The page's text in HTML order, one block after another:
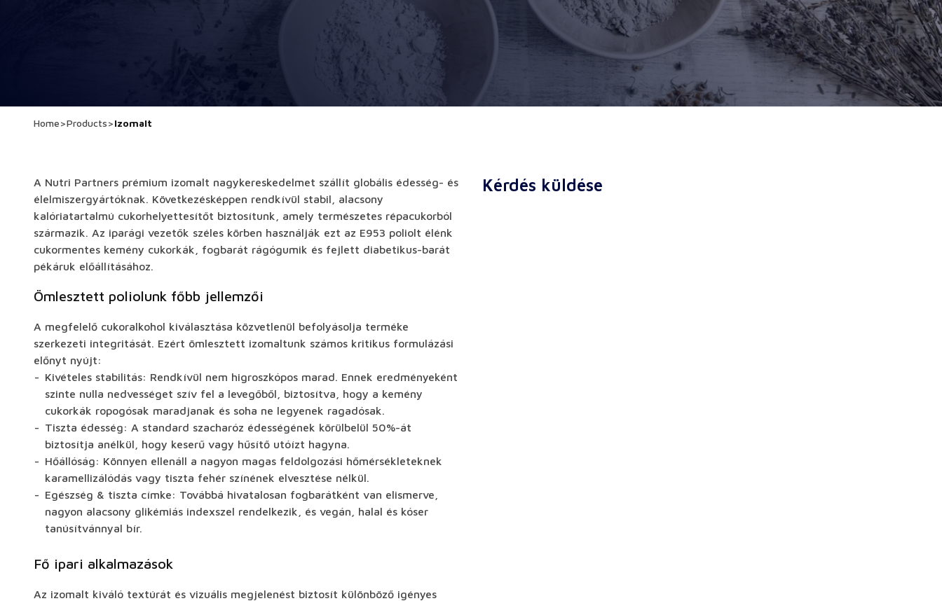
Home>Products>Izomalt
A Nutri Partners prémium izomalt nagykereskedelmet szállít globális édesség- és
élelmiszergyártóknak. Következésképpen rendkívül stabil, alacsony
kalóriatartalmú cukorhelyettesítőt biztosítunk, amely természetes répacukorból
származik. Az iparági vezetők széles körben használják ezt az E953 poliolt élénk
cukormentes kemény cukorkák, fogbarát rágógumik és fejlett diabetikus-barát
pékáruk előállításához.
Ömlesztett poliolunk főbb jellemzői
A megfelelő cukoralkohol kiválasztása közvetlenül befolyásolja terméke
szerkezeti integritását. Ezért ömlesztett izomaltunk számos kritikus formulázási
előnyt nyújt:
Kivételes stabilitás: Rendkívül nem higroszkópos marad. Ennek eredményeként
szinte nulla nedvességet szív fel a levegőből, biztosítva, hogy a kemény
cukorkák ropogósak maradjanak és soha ne legyenek ragadósak.
Tiszta édesség: A standard szacharóz édességének körülbelül 50%-át
biztosítja anélkül, hogy keserű vagy hűsítő utóízt hagyna.
Hőállóság: Könnyen ellenáll a nagyon magas feldolgozási hőmérsékleteknek
karamellizálódás vagy tiszta fehér színének elvesztése nélkül.
Egészség & tiszta címke: Továbbá hivatalosan fogbarátként van elismerve,
nagyon alacsony glikémiás indexszel rendelkezik, és vegán, halal és kóser
tanúsítvánnyal bír.
Fő ipari alkalmazások
Az izomalt kiváló textúrát és vizuális megjelenést biztosít különböző igényes
Kérdés küldése